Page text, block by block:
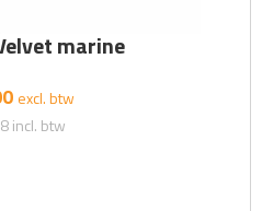
marine
excl. btw
incl. btw